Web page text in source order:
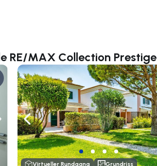
RE/MAX Collection Prestige
rechts navigieren
Nach links navigieren
Virtueller Rundgang Grundriss